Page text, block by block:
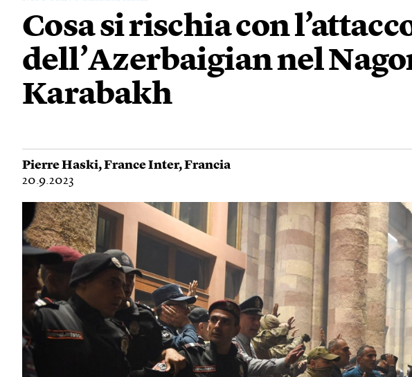
Cosa si rischia con
dell’Azerbaigian nel
Karabakh
Pierre Haski,France Inter,Francia
20.9.2023